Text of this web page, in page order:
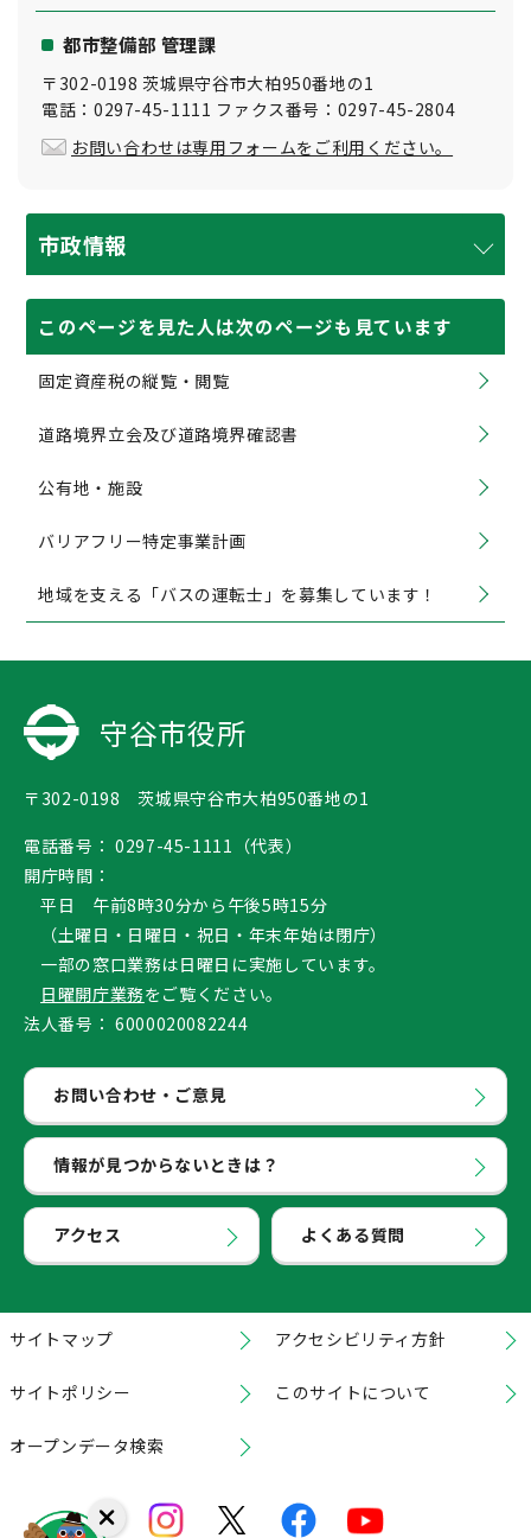
都市整備部 管理課
〒302-0198 茨城県守谷市大柏950番地の1
電話：0297-45-1111 ファクス番号：0297-45-2804
お問い合わせは専用フォームをご利用ください。
市政情報
このページを見た人は次のページも見ています
固定資産税の縦覧・閲覧
道路境界立会及び道路境界確認書
公有地・施設
バリアフリー特定事業計画
地域を支える「バスの運転士」を募集しています！
守谷市役所
〒302-0198 茨城県守谷市大柏950番地の1
電話番号： 0297-45-1111（代表）
開庁時間：
平日 午前8時30分から午後5時15分
（土曜日・日曜日・祝日・年末年始は閉庁）
一部の窓口業務は日曜日に実施しています。
日曜開庁業務をご覧ください。
法人番号： 6000020082244
お問い合わせ・ご意見
情報が見つからないときは？
アクセス よくある質問
サイトマップ アクセシビリティ方針
サイトポリシー このサイトについて
オープンデータ検索